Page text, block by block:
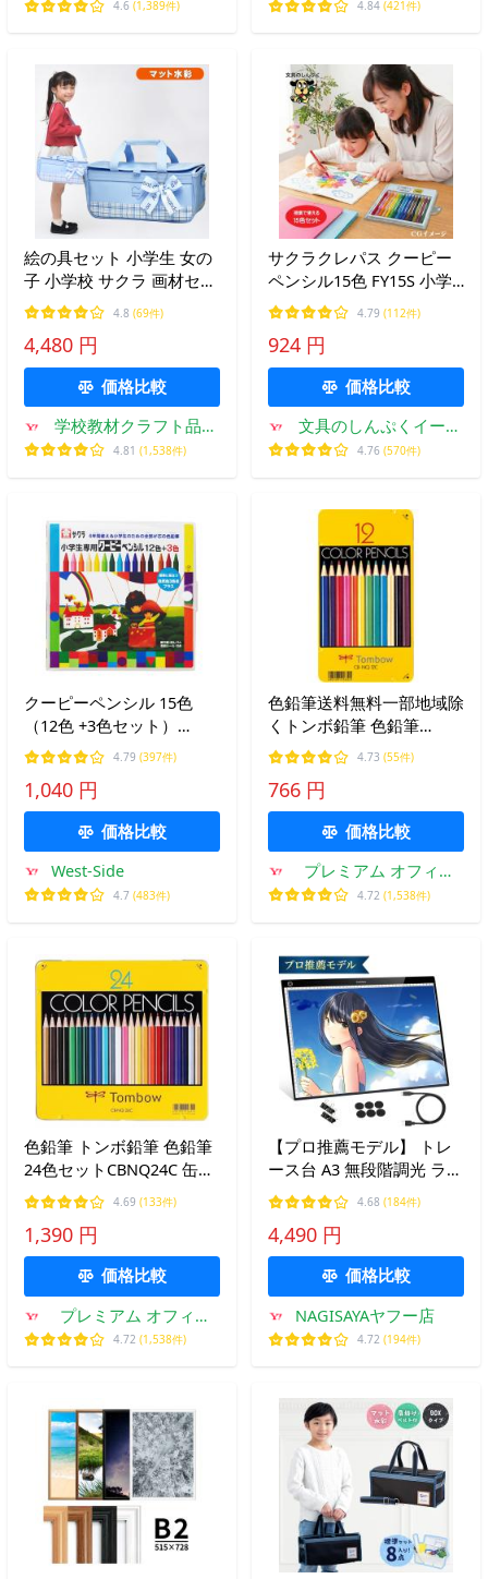
4.6 (1,389件) 4.84 (421件)
絵の具セット 小学生 女の
子 小学校 サクラ 画材セッ
ト 水彩セット 絵具セット
おしゃれ かわいい 幼児 マ
ット水彩 フォーチュンリ
ボン そらいろ RSLA
4.8 (69件)
4,480 円
価格比較
学校教材クラフト品の
トーヨー教材
4.81 (1,538件)
サクラクレパス クーピー
ペンシル15色 FY15S 小学
生 手が汚れない 入学準備
図工 色鉛筆
4.79 (112件)
924 円
価格比較
文具のしんぷくイーシ
ョップ
4.76 (570件)
クーピーペンシル 15色
（12色 +3色セット）
FY15S サクラクレパス 小
学生用
4.79 (397件)
1,040 円
価格比較
West-Side
4.7 (483件)
色鉛筆送料無料一部地域除
くトンボ鉛筆 色鉛筆
NQ12色CBNQ12C缶入 メ
ール便発送
4.73 (55件)
766 円
価格比較
プレミアム オフィス
コレクション
4.72 (1,538件)
色鉛筆 トンボ鉛筆 色鉛筆
24色セットCBNQ24C 缶入
メール便発送4.69 (133件)
1,390 円
価格比較
プレミアム オフィス
コレクション
4.72 (1,538件)
【プロ推薦モデル】 トレ
ース台 A3 無段階調光 ライ
トテーブル ライトボック
ス 匠彩
4.68 (184件)
4,490 円
価格比較
NAGISAYAヤフー店
4.72 (194件)